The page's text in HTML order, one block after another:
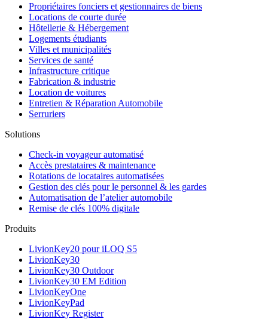
Propriétaires fonciers et gestionnaires de biens
Locations de courte durée
Hôtellerie & Hébergement
Logements étudiants
Villes et municipalités
Services de santé
Infrastructure critique
Fabrication & industrie
Location de voitures
Entretien & Réparation Automobile
Serruriers
Solutions
Check-in voyageur automatisé
Accès prestataires & maintenance
Rotations de locataires automatisées
Gestion des clés pour le personnel & les gardes
Automatisation de l’atelier automobile
Remise de clés 100% digitale
Produits
LivionKey20 pour iLOQ S5
LivionKey30
LivionKey30 Outdoor
LivionKey30 EM Edition
LivionKeyOne
LivionKeyPad
LivionKey Register